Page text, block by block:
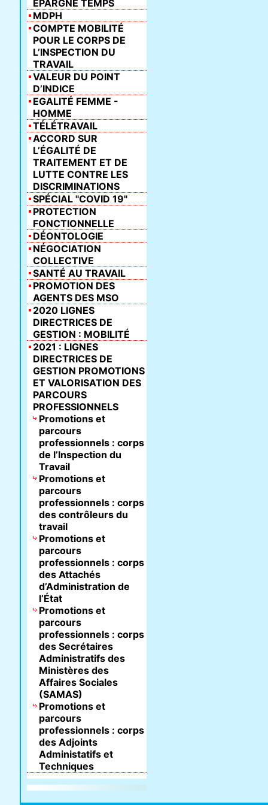
ÉPARGNE TEMPS
MDPH
COMPTE MOBILITÉ
POUR LE CORPS DE
L’INSPECTION DU
TRAVAIL
VALEUR DU POINT
D’INDICE
EGALITÉ FEMME -
HOMME
TÉLÉTRAVAIL
ACCORD SUR
L’ÉGALITÉ DE
TRAITEMENT ET DE
LUTTE CONTRE LES
DISCRIMINATIONS
SPÉCIAL "COVID 19"
PROTECTION
FONCTIONNELLE
DÉONTOLOGIE
NÉGOCIATION
COLLECTIVE
SANTÉ AU TRAVAIL
PROMOTION DES
AGENTS DES MSO
2020 LIGNES
DIRECTRICES DE
GESTION : MOBILITÉ
2021 : LIGNES
DIRECTRICES DE
GESTION PROMOTIONS
ET VALORISATION DES
PARCOURS
PROFESSIONNELS
Promotions et
parcours
professionnels : corps
de l’Inspection du
Travail
Promotions et
parcours
professionnels : corps
des contrôleurs du
travail
Promotions et
parcours
professionnels : corps
des Attachés
d’Administration de
l’État
Promotions et
parcours
professionnels : corps
des Secrétaires
Administratifs des
Ministères des
Affaires Sociales
(SAMAS)
Promotions et
parcours
professionnels : corps
des Adjoints
Administatifs et
Techniques